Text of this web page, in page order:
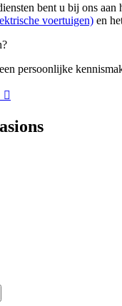
bent u bij ons aan
voertuigen) en
persoonlijke